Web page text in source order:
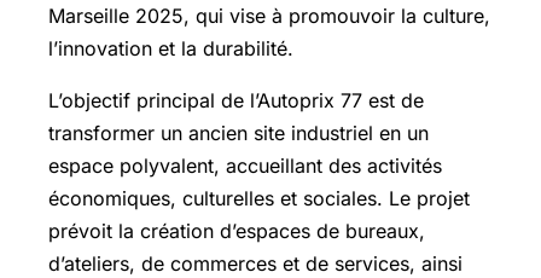
Marseille 2025, qui vise à promouvoir la culture,
l’innovation et la durabilité.
L’objectif principal de l’Autoprix 77 est de
transformer un ancien site industriel en un
espace polyvalent, accueillant des activités
économiques, culturelles et sociales. Le projet
prévoit la création d’espaces de bureaux,
d’ateliers, de commerces et de services, ainsi